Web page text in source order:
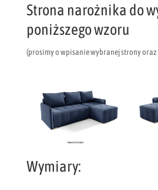
Strona narożnika do
poniższego wzoru
(prosimy o wpisanie wybranej strony
Wymiary: